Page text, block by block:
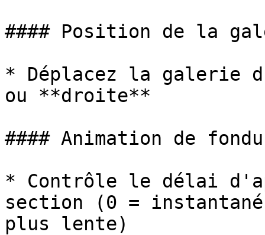
#### Position de la
* Déplacez la galerie
ou **droite**
#### Animation de fondu
* Contrôle le délai
section (0 =
plus lente)